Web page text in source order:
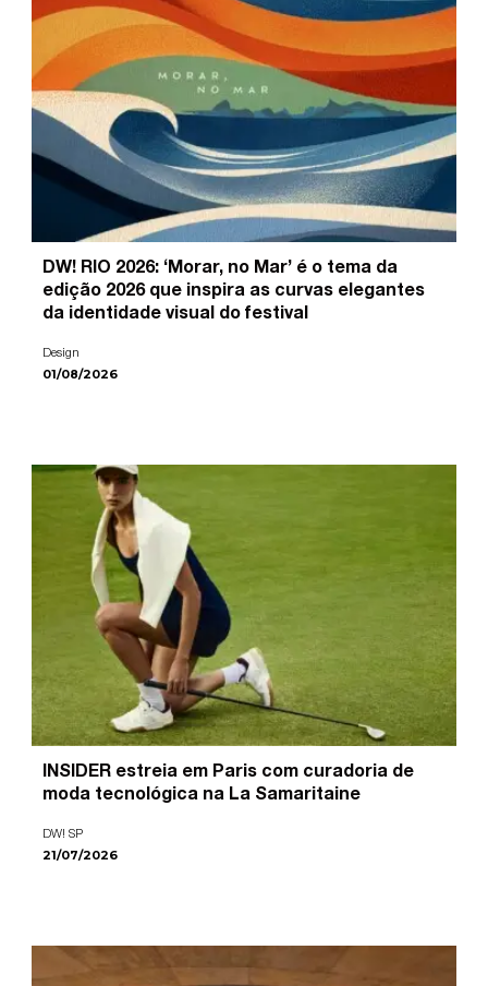
DW! RIO 2026: ‘Morar, no Mar’ é o tema da
edição 2026 que inspira as curvas elegantes
da identidade visual do festival
Design
01/08/2026
INSIDER estreia em Paris com curadoria de
moda tecnológica na La Samaritaine
DW! SP
21/07/2026